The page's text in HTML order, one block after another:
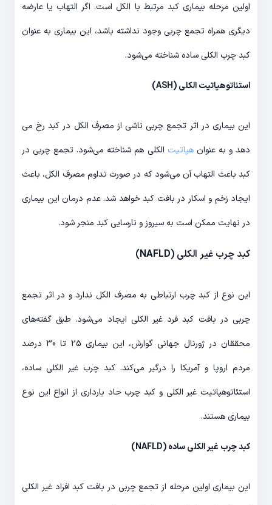
اولین مرحله بیماری کبد مرتبط با الکل است. اگر التهاب یا عارضه
دیگری همراه تجمع چربی وجود نداشته باشد، این بیماری به عنوان
کبد چرب الکلی ساده شناخته می­‌شود.
استئاتوهپاتیت الکلی (ASH)
این بیماری در اثر تجمع چربی ناشی از مصرف الکل در کبد رخ می­‌
دهد و به عنوانهپاتیت الکلی هم شناخته می­‌شود. تجمع چربی در
کبد باعث التهاب آن می­‌شود که در صورت تداوم مصرف الکل، باعث
ایجاد زخم و اسکار در بافت کبد خواهد شد. عدم درمان این بیماری
در نهایت ممکن است به سیروز و نارسایی کبد منجر شود.
کبد چرب غیر الکلی (NAFLD
)
این نوع از کبد چرب ارتباطی به مصرف الکل ندارد و در اثر تجمع
چربی در بافت کبد فرد غیر الکلی ایجاد می‌شود. طبق گفته­‌های
محققان در ژورنال جهانی گوارش، این بیماری 25 تا 30 درصد
مردم اروپا و آمریکا را درگیر می­‌کند. کبد چرب غیر الکلی ساده،
استئاتوهپاتیت غیر الکلی و کبد چرب حاد بارداری از انواع این نوع
بیماری هستند.
کبد چرب غیر الکلی ساده (NAFLD)
این بیماری اولین مرحله از تجمع چربی در بافت کبد افراد غیر الکلی